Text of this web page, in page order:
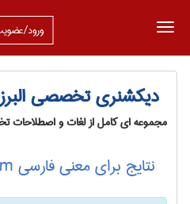
ورود/
دیکشنری تخصصی البرز
مجموعه ای کامل از لغات و اصطلاحات
نتایج برای معنی فارسی x windows system